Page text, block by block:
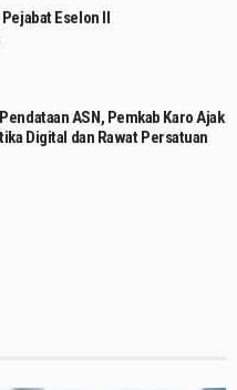
Eselon II
ASN, Pemkab Karo Ajak
Digital dan Rawat Persatuan